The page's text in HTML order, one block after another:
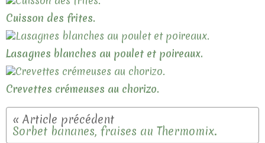
Cuisson des frites.
Lasagnes blanches au poulet et poireaux.
Crevettes crémeuses au chorizo.
Sorbet bananes, fraises au Thermomix.